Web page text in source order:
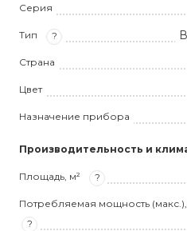
Серия
Тип ?
Страна
Цвет
Назначение прибора
Производительность и
Площадь, м² ?
Потребляемая мощность
?